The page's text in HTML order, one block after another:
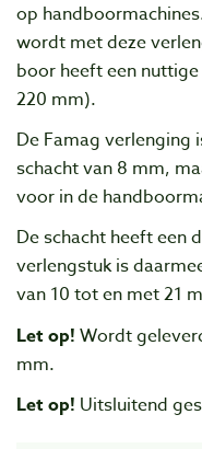
op
wordt met deze
boor heeft een
220 mm).
De Famag verlenging
schacht van 8 mm,
voor in de
De schacht heeft een
verlengstuk is
van 10 tot en met 21
Let op! Wordt
mm.
Let op! Uitsluitend